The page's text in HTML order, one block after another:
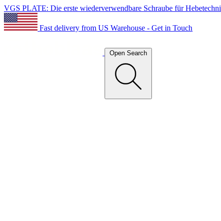
VGS PLATE: Die erste wiederverwendbare Schraube für
Fast delivery from US Warehouse - Get in Touch
Open Search